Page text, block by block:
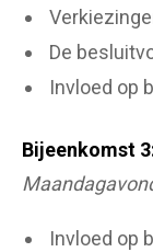
De
Invloed op
Bijeenkomst
Invloed op